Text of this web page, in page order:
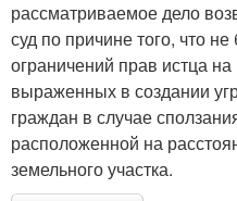
рассматриваемое дело
суд по причине того, что
ограничений прав истца
выраженных в создании
граждан в случае
расположенной на
земельного участка.